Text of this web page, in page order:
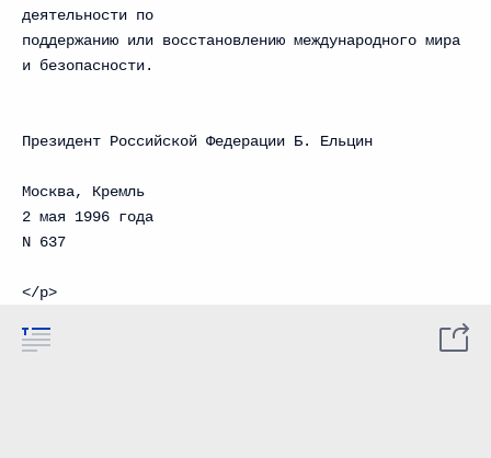
деятельности по
поддержанию или восстановлению международного мира
и безопасности.
Президент Российской Федерации Б. Ельцин
Москва, Кремль
2 мая 1996 года
N 637
</p>